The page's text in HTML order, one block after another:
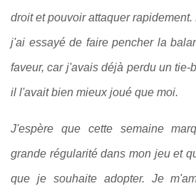
droit et pouvoir attaquer
j'ai essayé de faire pencher la
faveur, car j'avais déjà perdu un tie-
il l'avait bien mieux joué que moi.
J'espère que cette semaine
grande régularité dans mon jeu et
que je souhaite adopter. Je